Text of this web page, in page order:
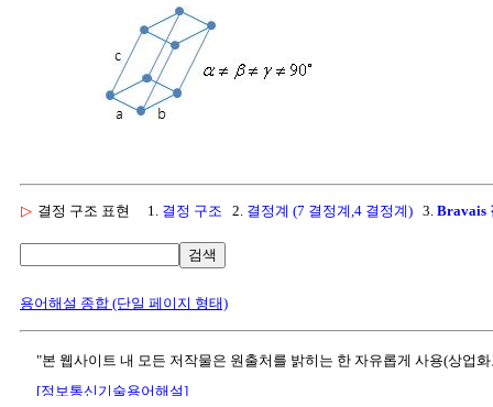
▷ 결정 구조 표현 1. 결정 구조 2. 결정계 (7 결정계,4 결정계) 3. Bravais
검색
용어해설 종합 (단일 페이지 형태)
"본 웹사이트 내 모든 저작물은 원출처를 밝히는 한 자유롭게 사용(상업
[정보통신기술용어해설]